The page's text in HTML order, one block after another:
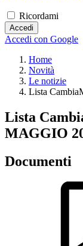
Ricordami
Accedi
Accedi con Google
Home
Novità
Le notizie
Lista
Lista
MAGGIO
Documenti